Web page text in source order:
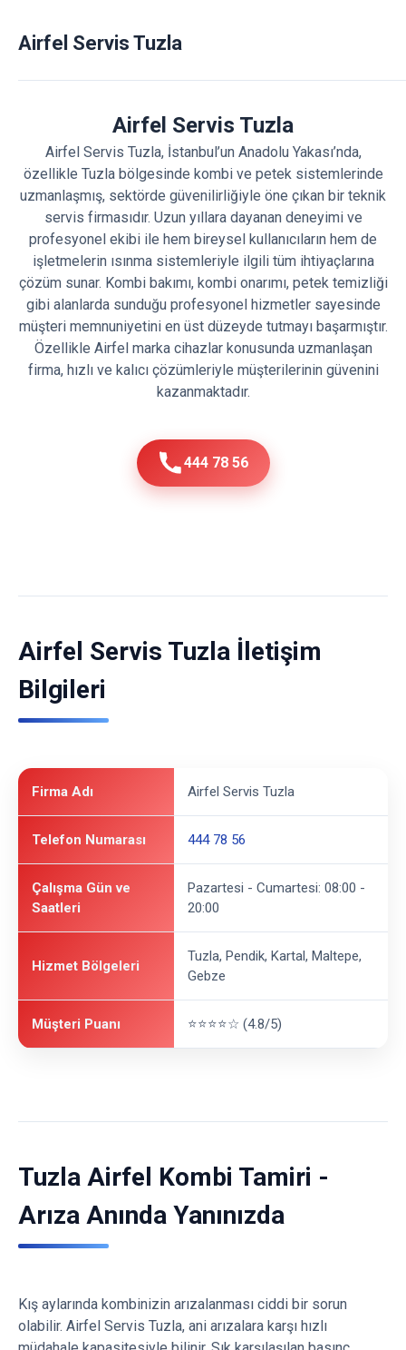
Airfel Servis Tuzla
Airfel Servis Tuzla
Airfel Servis Tuzla, İstanbul’un Anadolu Yakası’nda,
özellikle Tuzla bölgesinde kombi ve petek sistemlerinde
uzmanlaşmış, sektörde güvenilirliğiyle öne çıkan bir teknik
servis firmasıdır. Uzun yıllara dayanan deneyimi ve
profesyonel ekibi ile hem bireysel kullanıcıların hem de
işletmelerin ısınma sistemleriyle ilgili tüm ihtiyaçlarına
çözüm sunar. Kombi bakımı, kombi onarımı, petek temizliği
gibi alanlarda sunduğu profesyonel hizmetler sayesinde
müşteri memnuniyetini en üst düzeyde tutmayı başarmıştır.
Özellikle Airfel marka cihazlar konusunda uzmanlaşan
firma, hızlı ve kalıcı çözümleriyle müşterilerinin güvenini
kazanmaktadır.
444 78 56
Airfel Servis Tuzla İletişim
Bilgileri
Firma Adı Airfel Servis Tuzla
Telefon Numarası 444 78 56
Çalışma Gün ve
Saatleri
Pazartesi - Cumartesi: 08:00 -
20:00
Hizmet Bölgeleri
Tuzla, Pendik, Kartal, Maltepe,
Gebze
Müşteri Puanı ⭐⭐⭐⭐☆ (4.8/5)
Tuzla Airfel Kombi Tamiri -
Arıza Anında Yanınızda
Kış aylarında kombinizin arızalanması ciddi bir sorun
olabilir. Airfel Servis Tuzla, ani arızalara karşı hızlı